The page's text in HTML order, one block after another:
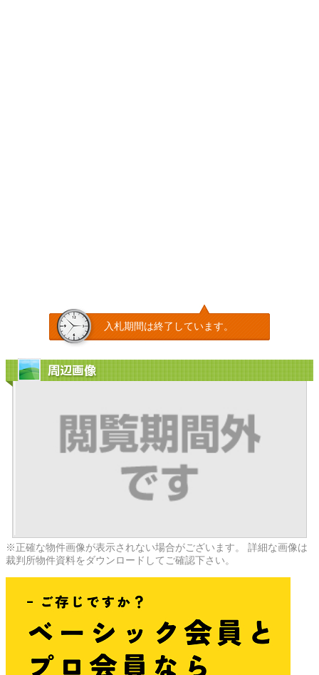
入札期間は終了しています。
周辺画像
※正確な物件画像が表示されない場合がございます。 詳細な画像は
裁判所物件資料をダウンロードしてご確認下さい。